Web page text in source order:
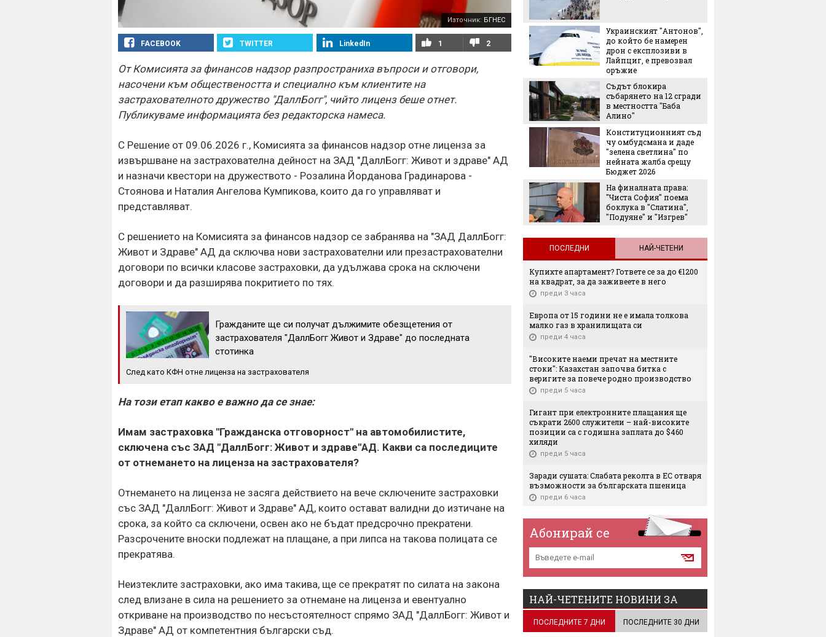
Източник: БГНЕС
FACEBOOK TWITTER LinkedIn 1 2
От Комисията за финансов надзор разпространиха въпроси и отговори,
насочени към обществеността и специално към клиентите на
застрахователното дружество "ДаллБогг", чийто лиценз беше отнет.
Публикуваме информацията без редакторска намеса.
С Решение от 09.06.2026 г., Комисията за финансов надзор отне лиценза за
извършване на застрахователна дейност на ЗАД "ДаллБогг: Живот и здраве" АД
и назначи квестори на дружеството - Розалина Йорданова Градинарова -
Стоянова и Наталия Ангелова Кумпикова, които да го управляват и
представляват.
С решението на Комисията за финансов надзор се забранява на "ЗАД ДаллБогг:
Живот и Здраве" АД да сключва нови застрахователни или презастрахователни
договори по всички класове застраховки, да удължава срока на сключени
договори и да разширява покритието по тях.
Гражданите ще си получат дължимите обезщетения от
застрахователя "ДаллБогг Живот и Здраве" до последната
стотинка
След като КФН отне лиценза на застрахователя
На този етап какво е важно да се знае:
Имам застраховка "Гражданска отговорност" на автомобилистите,
сключена със ЗАД "ДаллБогг: Живот и здраве"АД. Какви са последиците
от отнемането на лиценза на застрахователя?
Отнемането на лиценза не засяга действието на вече сключените застраховки
със ЗАД "ДаллБогг: Живот и Здраве" АД, които остават валидни до изтичане на
срока, за който са сключени, освен ако не бъдат предсрочно прекратени.
Разсрочените вноски подлежат на плащане, а при липса на такова полицата се
прекратява.
Неизтеклите застраховки, ако има такива, ще се прекратят по силата на закона
след влизане в сила на решението за отнемане на лиценза и евентуално
откриване на производство по несъстоятелност спрямо ЗАД "ДаллБогг: Живот и
Здраве" АД от компетентния български съд.
Смут в лагера на Арсенал
ЦСКА - що за отбор е
Макаби Тел Авив?
Левски харесал
Стотици посрещнаха
Мохамед Салах в Турция
Украинският "Антонов",
до който бе намерен
дрон с експлозиви в
Лайпциг, е превозвал
оръжие
Съдът блокира
събарянето на 12 сгради
в местността "Баба
Алино"
Конституционният съд
чу омбудсмана и даде
"зелена светлина" по
нейната жалба срещу
Бюджет 2026
На финалната права:
"Чиста София" поема
боклука в "Слатина",
"Подуяне" и "Изгрев"
ПОСЛЕДНИ НАЙ-ЧЕТЕНИ
Купихте апартамент? Гответе се за до €1200
на квадрат, за да заживеете в него
преди 3 часа
Европа от 15 години не е имала толкова
малко газ в хранилищата си
преди 4 часа
"Високите наеми пречат на местните
стоки": Казахстан започва битка с
веригите за повече родно производство
преди 5 часа
Гигант при електронните плащания ще
съкрати 2600 служители – най-високите
позиции са с годишна заплата до $460
хиляди
преди 5 часа
Заради сушата: Слабата реколта в ЕС отваря
възможности за българската пшеница
преди 6 часа
Евростат: Българската икономика - над 3
пъти по-голяма след влизането в ЕС
преди 7 часа
Сделка за $100 милиона въоръжава
преди 7 часа
преди 8 часа
Абонирай се
НАЙ-ЧЕТЕНИТЕ НОВИНИ ЗА
ПОСЛЕДНИТЕ 7 ДНИ ПОСЛЕДНИТЕ 30 ДНИ